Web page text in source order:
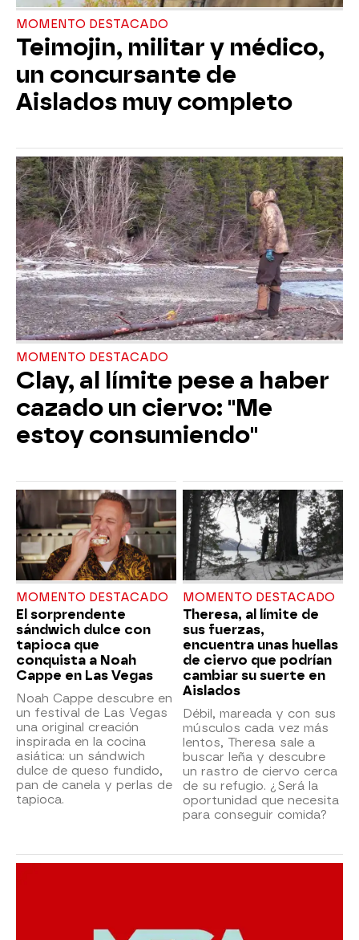
MOMENTO DESTACADO
Teimojin, militar y médico,
un concursante de
Aislados muy completo
MOMENTO DESTACADO
Clay, al límite pese a haber
cazado un ciervo: "Me
estoy consumiendo"
MOMENTO DESTACADO
El sorprendente
sándwich dulce con
tapioca que
conquista a Noah
Cappe en Las Vegas
Noah Cappe descubre en
un festival de Las Vegas
una original creación
inspirada en la cocina
asiática: un sándwich
dulce de queso fundido,
pan de canela y perlas de
tapioca.
MOMENTO DESTACADO
Theresa, al límite de
sus fuerzas,
encuentra unas huellas
de ciervo que podrían
cambiar su suerte en
Aislados
Débil, mareada y con sus
músculos cada vez más
lentos, Theresa sale a
buscar leña y descubre
un rastro de ciervo cerca
de su refugio. ¿Será la
oportunidad que necesita
para conseguir comida?